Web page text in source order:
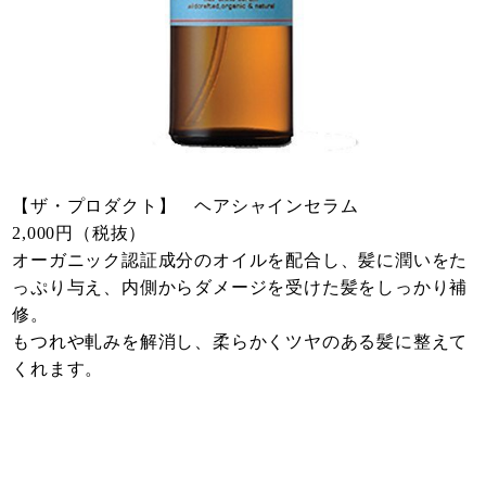
【ザ・プロダクト】 ヘアシャインセラム
2,000円（税抜）
オーガニック認証成分のオイルを配合し、髪に潤いをた
っぷり与え、内側からダメージを受けた髪をしっかり補
修。
もつれや軋みを解消し、柔らかくツヤのある髪に整えて
くれます。